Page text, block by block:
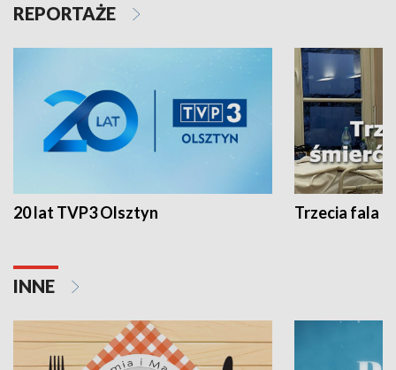
REPORTAŻE
20 lat TVP3 Olsztyn Trzecia fala -
INNE